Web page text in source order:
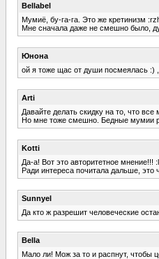
Bellabel
Мумиё, бу-га-га. Это же кретинизм
Мне сначала даже не смешно было,
Юнона
ой я тоже щас от души посмеялась :)
Arti
Давайте делать скидку на то, что
Но мне тоже смешно. Бедные мумии
Kotti
Да-а! Вот это авторитетное мнение!!!
Ради интереса почитала дальше, это
Sunnyel
Да кто ж разрешит человеческие
Bella
Мало ли! Мож за то и распнут, чтобы